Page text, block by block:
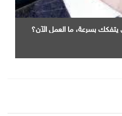
بسرعة، ما العمل الآن؟